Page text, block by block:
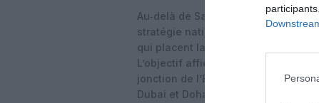
Au‑delà de Saudia Cargo, la
stratégie nationale Vision 2030 et
qui placent la logistique au cœur de
L’objectif affiché est de tirer parti
jonction de l’Europe, de l’Asie et
Dubai et Doha en termes de